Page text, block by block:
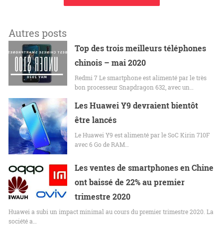
Autres posts
Top des trois meilleurs téléphones
chinois – mai 2020
Redmi 7 Le smartphone est alimenté par le très
bon processeur Snapdragon 632, avec un…
Les Huawei Y9 devraient bientôt
être lancés
Le Huawei Y9 est alimenté par le SoC Kirin 710F
avec 6 Go de RAM…
Les ventes de smartphones en Chine
ont baissé de 22% au premier
trimestre 2020
Huawei a subi un impact minimal au cours du premier trimestre 2020. La
société a…